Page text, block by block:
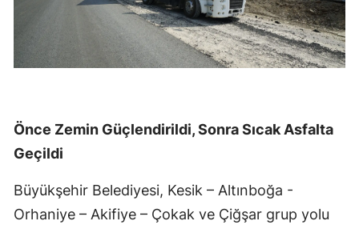
Önce Zemin Güçlendirildi, Sonra Sıcak Asfalta
Geçildi
Büyükşehir Belediyesi, Kesik – Altınboğa -
Orhaniye – Akifiye – Çokak ve Çiğşar grup yolu